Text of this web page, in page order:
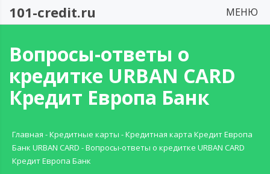
101-credit.ru МЕНЮ
Вопросы-ответы о
кредитке URBAN CARD
Кредит Европа Банк
Главная -Кредитные карты -Кредитная карта Кредит Европа
Банк URBAN CARD -Вопросы-ответы о кредитке URBAN CARD
Кредит Европа Банк